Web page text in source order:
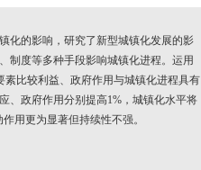
化的影响，研究了新型城镇化发展的影
制度等多种手段影响城镇化进程。运用
素比较利益、政府作用与城镇化进程具有
、政府作用分别提高1%，城镇化水平将
用更为显著但持续性不强。